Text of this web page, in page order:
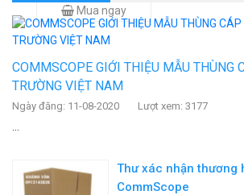
Mua ngay
COMMSCOPE GIỚI THIỆU MẪU THÙNG
TRƯỜNG VIỆT NAM
Ngày đăng: 11-08-2020 Lượt xem: 3177
Thư xác nhận thương
CommScope